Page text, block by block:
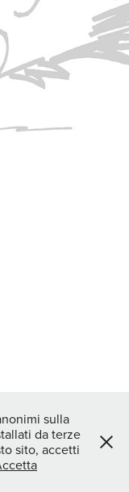
sulla
da terze
sito, accetti